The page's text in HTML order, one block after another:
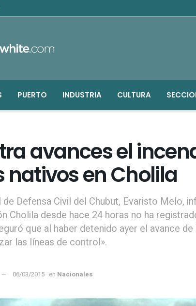
PUERTO INDUSTRIA CULTURA
avances el
nativos en Cholila
Defensa Civil del Chubut, Evaristo Melo,
Cholila desde hace 24 horas no ha
que al haber detenido ayer el avance
las líneas de control».
06/03/2015 en Nacionales